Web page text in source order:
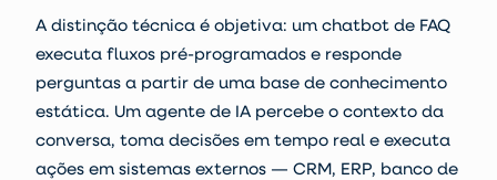
A distinção técnica é objetiva: um chatbot de FAQ
executa fluxos pré-programados e responde
perguntas a partir de uma base de conhecimento
estática. Um agente de IA percebe o contexto da
conversa, toma decisões em tempo real e executa
ações em sistemas externos — CRM, ERP, banco de